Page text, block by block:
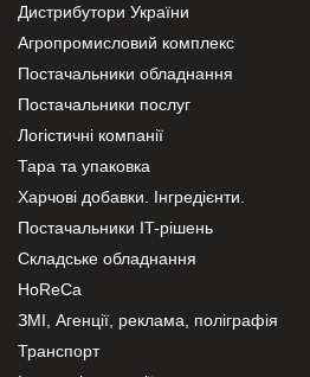
Дистрибутори України
Агропромисловий комплекс
Постачальники обладнання
Постачальники послуг
Логістичні компанії
Тара та упаковка
Харчові добавки. Інгредієнти.
Постачальники IT-рішень
Складське обладнання
HoReCa
ЗМІ, Агенції, реклама, поліграфія
Транспорт